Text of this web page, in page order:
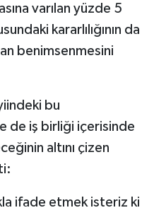
varılan yüzde 5
kararlılığının da
benimsenmesini
bu
de iş birliği içerisinde
altını çizen
ifade etmek isteriz ki